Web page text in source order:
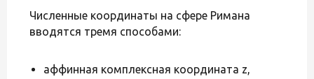
Численные координаты на сфере Римана
вводятся тремя способами:
аффинная комплексная координата z,